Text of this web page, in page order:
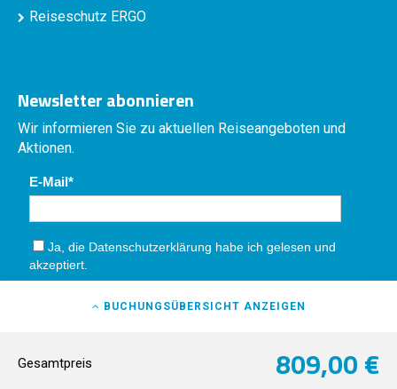
BUCHUNGSÜBERSICHT ANZEIGEN
Gesamtpreis 809,00 €
Reiseschutz ERGO
Newsletter abonnieren
Wir informieren Sie zu aktuellen Reiseangeboten und
Aktionen.
E-Mail
Ja, die Datenschutzerklärung habe ich gelesen und
akzeptiert.
Absenden